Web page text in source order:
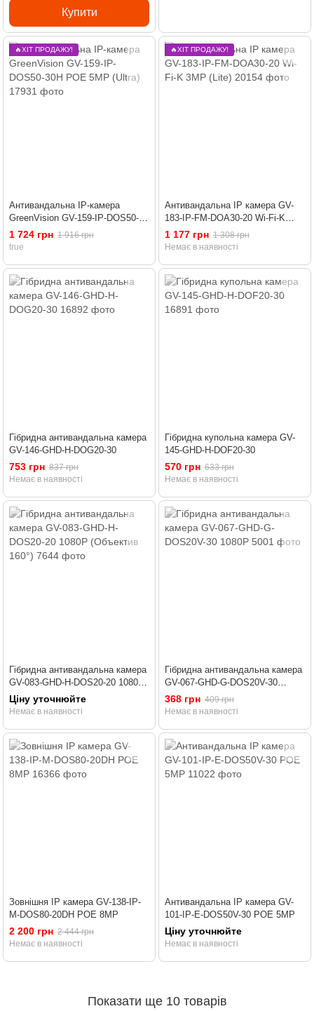
Купити
🔥ХІТ ПРОДАЖУ!
Антивандальна IP-камера
GreenVision GV-159-IP-DOS50-
30H POE 5MP (Ultra)
1 724 грн 1 916 грн
true
🔥ХІТ ПРОДАЖУ!
Антивандальна IP камера GV-
183-IP-FM-DOA30-20 Wi-Fi-K
3MP (Lite)
1 177 грн 1 308 грн
Немає в наявності
Гібридна антивандальна камера
GV-146-GHD-H-DOG20-30
753 грн 837 грн
Немає в наявності
Гібридна купольна камера GV-
145-GHD-H-DOF20-30
570 грн 633 грн
Немає в наявності
Гібридна антивандальна камера
GV-083-GHD-H-DOS20-20 1080Р
(Объектив 160°)
Ціну уточнюйте
Немає в наявності
Гібридна антивандальна камера
GV-067-GHD-G-DOS20V-30
1080P
368 грн 409 грн
Немає в наявності
Зовнішня IP камера GV-138-IP-
M-DOS80-20DH POE 8MP
2 200 грн 2 444 грн
Немає в наявності
Антивандальна IP камера GV-
101-IP-E-DOS50V-30 POE 5MP
Ціну уточнюйте
Немає в наявності
Показати ще 10 товарів